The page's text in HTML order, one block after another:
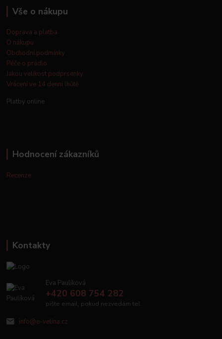
Vše o nákupu
Doprava a platba
O nákupu
Obchodní podmínky
Péče o prádlo
Jakou velikost podprsenky
Vrácení ve 14 denní lhůtě
Platby online
Hodnocení zákazníků
Recenze
Kontakty
Eva Paulíková
+420 608 754 282
pište email, pokud nezvedám tel.
info@e-velina.cz